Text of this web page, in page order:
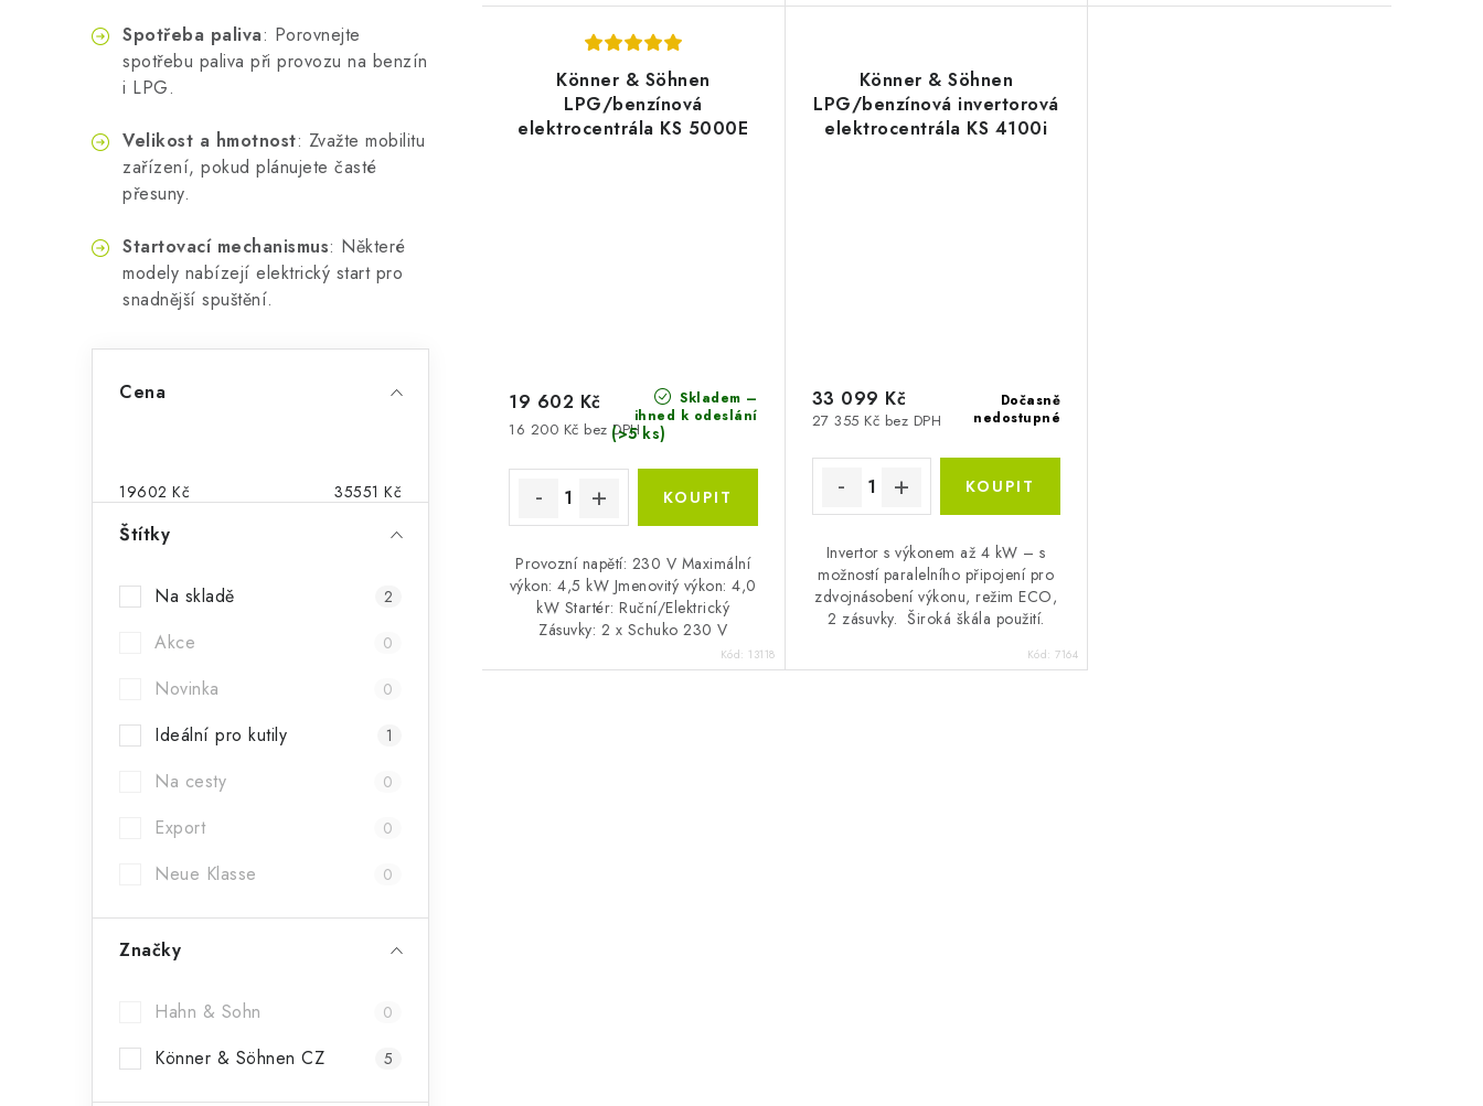
Spotřeba paliva: Porovnejte
spotřebu paliva při provozu na benzín
i LPG.
Velikost a hmotnost: Zvažte mobilitu
zařízení, pokud plánujete časté
přesuny.
Startovací mechanismus: Některé
modely nabízejí elektrický start pro
snadnější spuštění.
t
l
Cena
19602 Kč 35551 Kč
Štítky
Na skladě 2
Akce 0
Novinka 0
Ideální pro kutily 1
Na cesty 0
Export 0
Neue Klasse 0
Značky
Hahn & Sohn 0
Könner & Söhnen CZ 5
Könner & Söhnen
LPG/benzínová
elektrocentrála KS 5000E
Skladem –
ihned k odeslání
(>5 ks)
16 200 Kč bez DPH
19 602 Kč
Provozní napětí: 230 V Maximální
výkon: 4,5 kW Jmenovitý výkon: 4,0
kW Startér: Ruční/Elektrický
Zásuvky: 2 x Schuko 230 V
Speciální funkce: Benzín/LPG
Kód: 13118
Könner & Söhnen
LPG/benzínová invertorová
elektrocentrála KS 4100i
Dočasně
nedostupné
27 355 Kč bez DPH
33 099 Kč
Invertor s výkonem až 4 kW – s
možností paralelního připojení pro
zdvojnásobení výkonu, režim ECO,
2 zásuvky. Široká škála použití.
Kód:7164